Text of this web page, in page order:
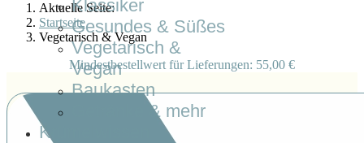
Klassiker
Gesundes & Süßes
Vegetarisch &
Vegan
Baukasten
Getränke & mehr
Krümelwissen
Aktuelle Seite:
Startseite
Vegetarisch & Vegan
Mindestbestellwert für Lieferungen: 55,00 €